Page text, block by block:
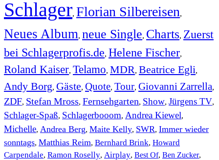
Schlager, Florian Silbereisen,
Neues Album, neue Single, Charts, Zuerst
bei Schlagerprofis.de, Helene Fischer,
Roland Kaiser, Telamo, MDR, Beatrice Egli,
Andy Borg, Gäste, Quote, Tour, Giovanni Zarrella,
ZDF, Stefan Mross, Fernsehgarten, Show, Jürgens TV,
Schlager-Spaß, Schlagerbooom, Andrea Kiewel,
Michelle, Andrea Berg, Maite Kelly, SWR, Immer wieder
sonntags, Matthias Reim, Bernhard Brink, Howard
Carpendale, Ramon Roselly, Airplay, Best Of, Ben Zucker,